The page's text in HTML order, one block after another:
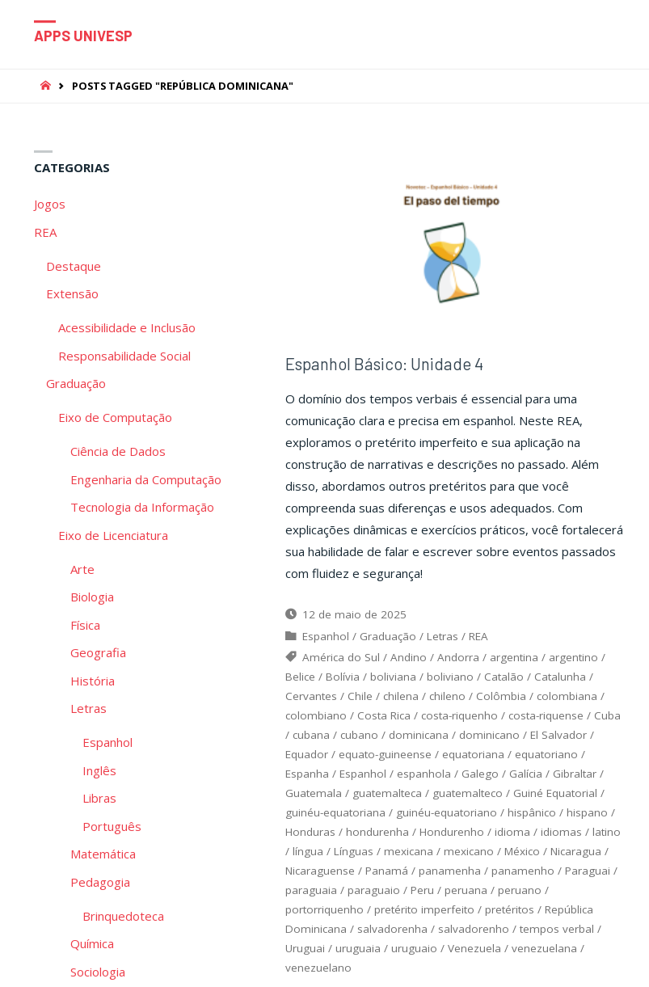
APPS UNIVESP
HOMEPOSTS TAGGED "REPÚBLICA DOMINICANA"
Espanhol Básico: Unidade 4
O domínio dos tempos verbais é essencial para uma
comunicação clara e precisa em espanhol. Neste REA,
exploramos o pretérito imperfeito e sua aplicação na
construção de narrativas e descrições no passado. Além
disso, abordamos outros pretéritos para que você
compreenda suas diferenças e usos adequados. Com
explicações dinâmicas e exercícios práticos, você fortalecerá
sua habilidade de falar e escrever sobre eventos passados
com fluidez e segurança!
12 de maio de 2025
Espanhol / Graduação / Letras / REA
América do Sul /Andino /Andorra / argentina / argentino /
Belice / Bolívia / boliviana / boliviano / Catalão / Catalunha /
Cervantes / Chile / chilena / chileno / Colômbia / colombiana /
colombiano / Costa Rica / costa-riquenho / costa-riquense / Cuba
/ cubana / cubano / dominicana / dominicano / El Salvador/
Equador/ equato-guineense / equatoriana / equatoriano /
Espanha / Espanhol / espanhola / Galego / Galícia / Gibraltar/
Guatemala / guatemalteca / guatemalteco / Guiné Equatorial /
guinéu-equatoriana / guinéu-equatoriano / hispânico / hispano /
Honduras / hondurenha / Hondurenho / idioma / idiomas / latino
/ língua / Línguas / mexicana / mexicano / México / Nicaragua /
Nicaraguense / Panamá / panamenha / panamenho / Paraguai /
paraguaia / paraguaio / Peru / peruana / peruano /
portorriquenho / pretérito imperfeito / pretéritos / República
Dominicana / salvadorenha / salvadorenho / tempos verbal /
Uruguai / uruguaia / uruguaio / Venezuela / venezuelana /
venezuelano
CATEGORIAS
Jogos
REA
Destaque
Extensão
Acessibilidade e Inclusão
Responsabilidade Social
Graduação
Eixo de Computação
Ciência de Dados
Engenharia da Computação
Tecnologia da Informação
Eixo de Licenciatura
Arte
Biologia
Física
Geografia
História
Letras
Espanhol
Inglês
Libras
Português
Matemática
Pedagogia
Brinquedoteca
Química
Sociologia